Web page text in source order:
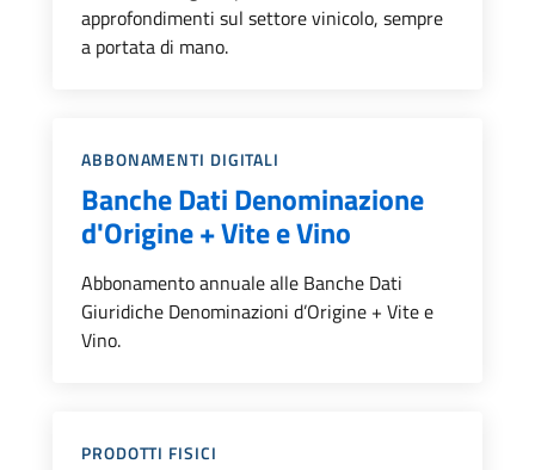
approfondimenti sul settore vinicolo, sempre
a portata di mano.
Categoria::
ABBONAMENTI DIGITALI
Banche Dati Denominazione
d'Origine + Vite e Vino
Abbonamento annuale alle Banche Dati
Giuridiche Denominazioni d’Origine + Vite e
Vino.
Categoria::
PRODOTTI FISICI